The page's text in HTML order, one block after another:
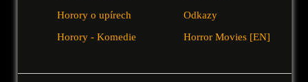
Horory o upírech
Horory - Komedie
Odkazy
Horror Movies [EN]